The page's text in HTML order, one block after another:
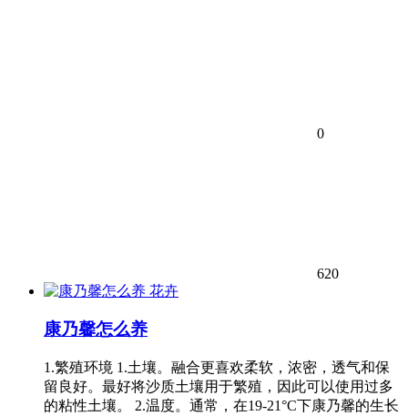
0
620
花卉
康乃馨怎么养
1.繁殖环境 1.土壤。融合更喜欢柔软，浓密，透气和保
留良好。最好将沙质土壤用于繁殖，因此可以使用过多
的粘性土壤。 2.温度。通常，在19-21°C下康乃馨的生长